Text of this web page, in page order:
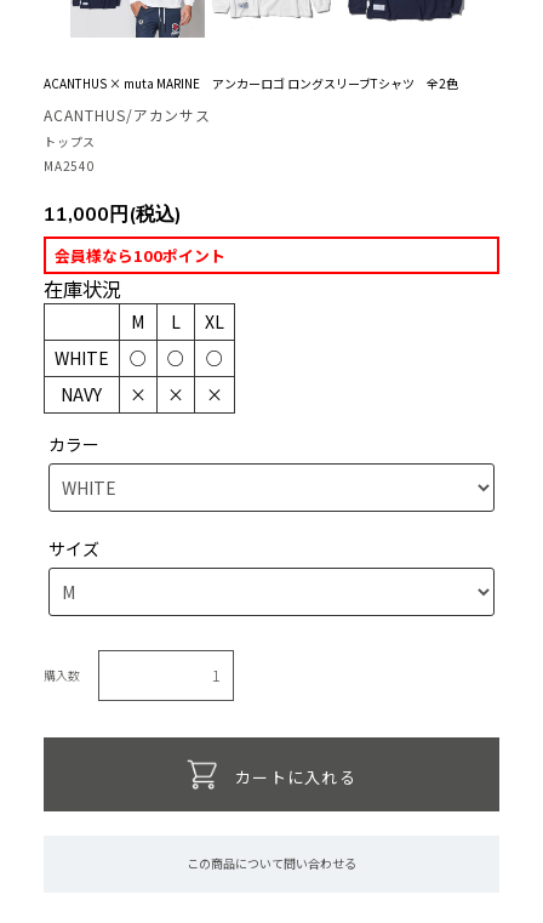
ACANTHUS × muta MARINE アンカーロゴ ロングスリーブTシャツ 全2色
ACANTHUS/アカンサス
トップス
MA2540
11,000円(税込)
会員様なら100ポイント
在庫状況
M L
XL
WHITE
○ ○
○
NAVY
× × ×
カラー
サイズ
購入数
カートに入れる
この商品について問い合わせる